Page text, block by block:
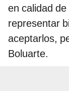
en calidad
representar
aceptarlos,
Boluarte.